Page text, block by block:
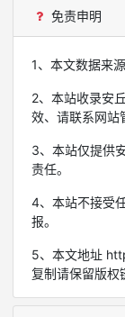
免责申明
1、本文数据来
2、本站收录安
效、请联系网站
3、本站仅提供
责任。
4、本站不接受
报。
5、本文地址
复制请保留版权